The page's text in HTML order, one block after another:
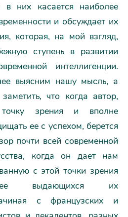
них касается наиболее
и обсуждает их
которая, на мой взгляд,
ступень в развитии
интеллигенции.
выясним нашу мысль, а
что когда автор,
зрения и вполне
ее с успехом, берется
почти всей современной
когда он дает нам
с этой точки зрения
выдающихся их
с французских и